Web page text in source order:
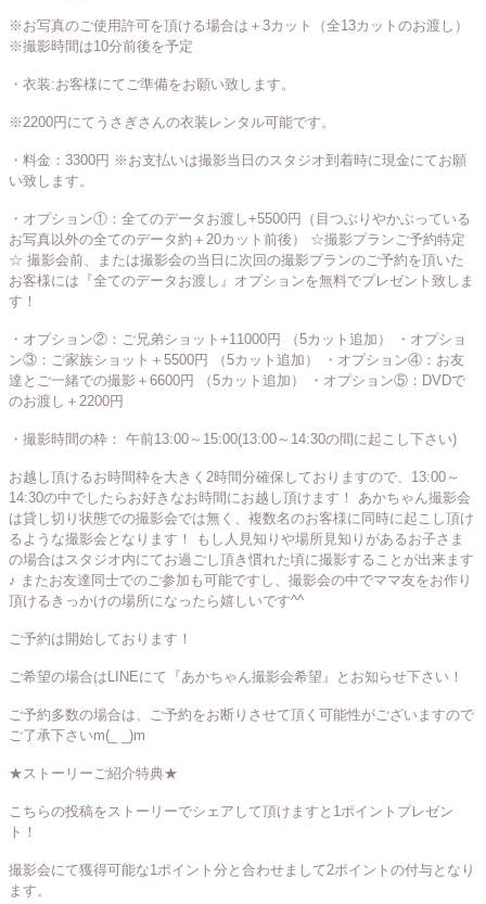
※お写真のご使用許可を頂ける場合は＋3カット（全13カットのお渡し）
※撮影時間は10分前後を予定
・衣装:お客様にてご準備をお願い致します。
※2200円にてうさぎさんの衣装レンタル可能です。
・料金：3300円 ※お支払いは撮影当日のスタジオ到着時に現金にてお願
い致します。
・オプション①：全てのデータお渡し+5500円（目つぶりやかぶっている
お写真以外の全てのデータ約＋20カット前後） ☆撮影プランご予約特定
☆ 撮影会前、または撮影会の当日に次回の撮影プランのご予約を頂いた
お客様には『全てのデータお渡し』オプションを無料でプレゼント致しま
す！
・オプション②：ご兄弟ショット+11000円 （5カット追加） ・オプショ
ン③：ご家族ショット＋5500円 （5カット追加） ・オプション④：お友
達とご一緒での撮影＋6600円 （5カット追加） ・オプション⑤：DVDで
のお渡し＋2200円
・撮影時間の枠： 午前13:00～15:00(13:00～14:30の間に起こし下さい)
お越し頂けるお時間枠を大きく2時間分確保しておりますので、13:00～
14:30の中でしたらお好きなお時間にお越し頂けます！ あかちゃん撮影会
は貸し切り状態での撮影会では無く、複数名のお客様に同時に起こし頂け
るような撮影会となります！ もし人見知りや場所見知りがあるお子さま
の場合はスタジオ内にてお過ごし頂き慣れた頃に撮影することが出来ます
♪ またお友達同士でのご参加も可能ですし、撮影会の中でママ友をお作り
頂けるきっかけの場所になったら嬉しいです^^
ご予約は開始しております！
ご希望の場合はLINEにて『あかちゃん撮影会希望』とお知らせ下さい！
ご予約多数の場合は、ご予約をお断りさせて頂く可能性がございますので
ご了承下さいm(_ _)m
★ストーリーご紹介特典★
こちらの投稿をストーリーでシェアして頂けますと1ポイントプレゼン
ト！
撮影会にて獲得可能な1ポイント分と合わせまして2ポイントの付与となり
ます。